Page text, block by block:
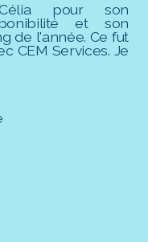
pour son
et son
de l'année. Ce fut
CEM Services. Je